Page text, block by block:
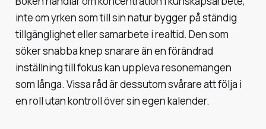
inte om yrken som till sin natur bygger på ständig
tillgänglighet eller samarbete i realtid. Den som
söker snabba knep snarare än en förändrad
inställning till fokus kan uppleva resonemangen
som långa. Vissa råd är dessutom svårare att följa i
en roll utan kontroll över sin egen kalender.